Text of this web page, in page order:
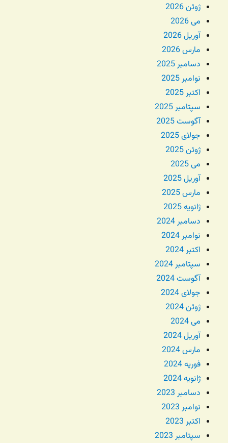
ژوئن 2026
می 2026
آوریل 2026
مارس 2026
دسامبر 2025
نوامبر 2025
اکتبر 2025
سپتامبر 2025
آگوست 2025
جولای 2025
ژوئن 2025
می 2025
آوریل 2025
مارس 2025
ژانویه 2025
دسامبر 2024
نوامبر 2024
اکتبر 2024
سپتامبر 2024
آگوست 2024
جولای 2024
ژوئن 2024
می 2024
آوریل 2024
مارس 2024
فوریه 2024
ژانویه 2024
دسامبر 2023
نوامبر 2023
اکتبر 2023
سپتامبر 2023